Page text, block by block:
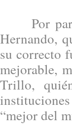
Por
Hernando,
su correcto
mejorable,
Trillo,
“mejor del